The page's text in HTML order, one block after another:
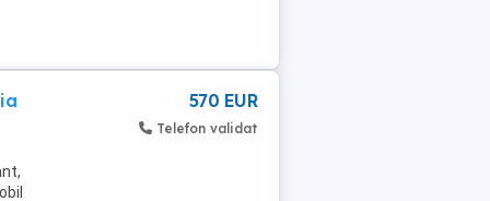
570 EUR
Telefon validat